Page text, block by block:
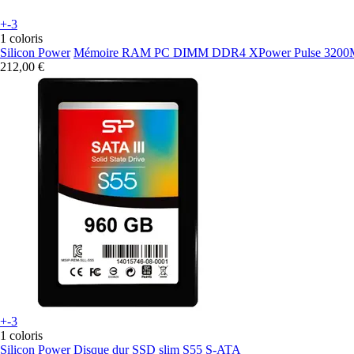
+-3
1 coloris
Silicon Power Mémoire RAM PC DIMM DDR4 XPower Pulse
212,00 €
+-3
1 coloris
Silicon Power Disque dur SSD slim S55 S-ATA